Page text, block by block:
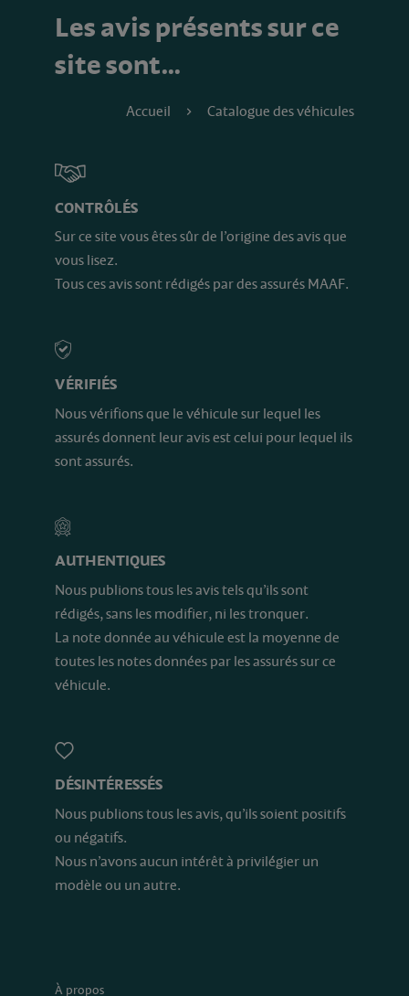
Les avis présents sur ce
site sont…
Accueil Catalogue des véhicules
CONTRÔLÉS
Sur ce site vous êtes sûr de l’origine des avis que
vous lisez.
Tous ces avis sont rédigés par des assurés MAAF.
VÉRIFIÉS
Nous vérifions que le véhicule sur lequel les
assurés donnent leur avis est celui pour lequel ils
sont assurés.
AUTHENTIQUES
Nous publions tous les avis tels qu’ils sont
rédigés, sans les modifier, ni les tronquer.
La note donnée au véhicule est la moyenne de
toutes les notes données par les assurés sur ce
véhicule.
DÉSINTÉRESSÉS
Nous publions tous les avis, qu’ils soient positifs
ou négatifs.
Nous n’avons aucun intérêt à privilégier un
modèle ou un autre.
À propos